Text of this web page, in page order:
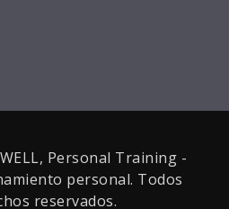
Personal Training -
personal. Todos
reservados.